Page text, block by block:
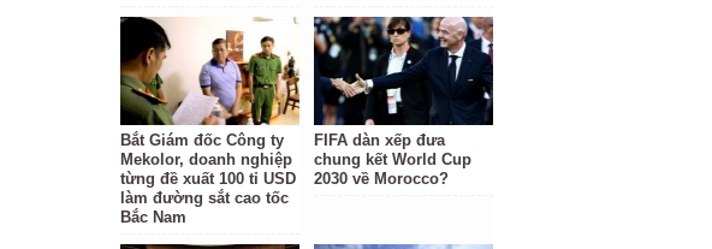
Bắt Giám đốc Công ty
Mekolor, doanh nghiệp
từng đề xuất 100 tỉ USD
làm đường sắt cao tốc
Bắc Nam
FIFA dàn xếp đưa
chung kết World Cup
2030 về Morocco?